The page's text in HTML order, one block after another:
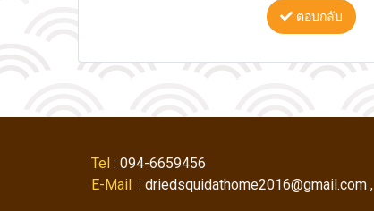
ตอบกลับ
Tel : 094-6659456
E-Mail : driedsquidathome2016@gmail.com ,